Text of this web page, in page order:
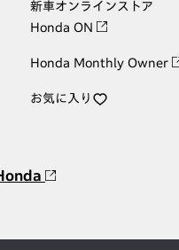
新車オンラインストア
Honda ON
Honda Monthly Owner
お気に入り